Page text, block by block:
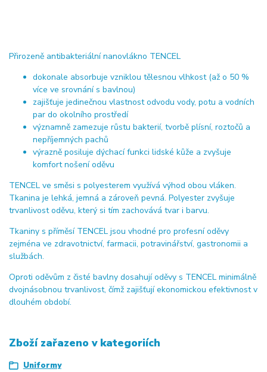
Přirozeně antibakteriální nanovlákno TENCEL
dokonale absorbuje vzniklou tělesnou vlhkost (až o 50 %
více ve srovnání s bavlnou)
zajišťuje jedinečnou vlastnost odvodu vody, potu a vodních
par do okolního prostředí
významně zamezuje růstu bakterií, tvorbě plísní, roztočů a
nepříjemných pachů
výrazně posiluje dýchací funkci lidské kůže a zvyšuje
komfort nošení oděvu
TENCEL ve směsi s polyesterem využívá výhod obou vláken.
Tkanina je lehká, jemná a zároveň pevná. Polyester zvyšuje
trvanlivost oděvu, který si tím zachovává tvar i barvu.
Tkaniny s příměsí TENCEL jsou vhodné pro profesní oděvy
zejména ve zdravotnictví, farmacii, potravinářství, gastronomii a
službách.
Oproti oděvům z čisté bavlny dosahují oděvy s TENCEL minimálně
dvojnásobnou trvanlivost, čímž zajišťují ekonomickou efektivnost v
dlouhém období.
Zboží zařazeno v kategoriích
Uniformy